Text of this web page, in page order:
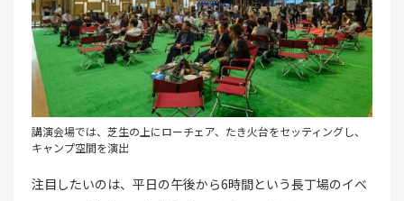
講演会場では、芝生の上にローチェア、たき火台をセッティングし、
キャンプ空間を演出
注目したいのは、平日の午後から6時間という長丁場のイベ